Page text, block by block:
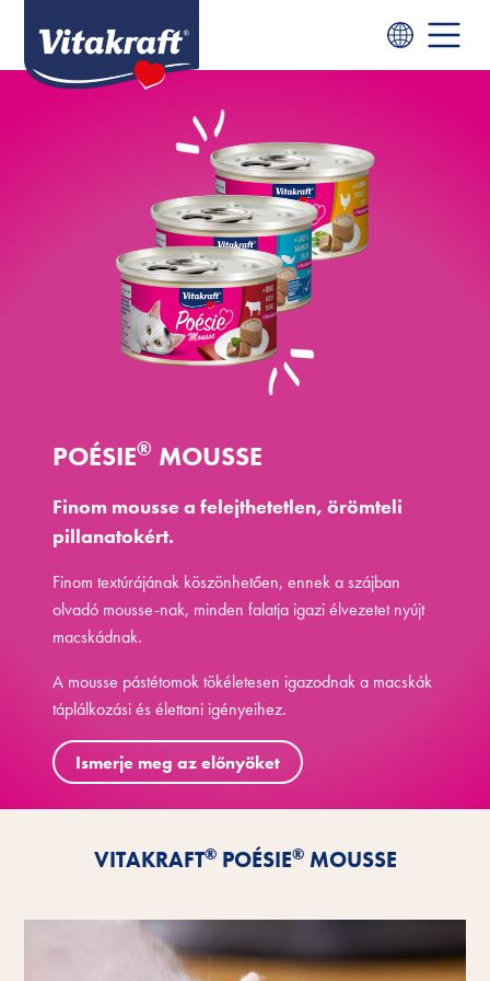
POÉSIE® MOUSSE
Finom mousse a felejthetetlen, örömteli
pillanatokért.
Finom textúrájának köszönhetően, ennek a szájban
olvadó mousse-nak, minden falatja igazi élvezetet nyújt
macskádnak.
A mousse pástétomok tökéletesen igazodnak a macskák
táplálkozási és élettani igényeihez.
Ismerje meg az előnyöket
VITAKRAFT®POÉSIE®MOUSSE